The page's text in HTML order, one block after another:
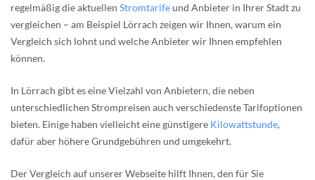
regelmäßig die aktuellen Stromtarifeund Anbieter in Ihrer Stadt zu
vergleichen – am Beispiel Lörrach zeigen wir Ihnen, warum ein
Vergleich sich lohnt und welche Anbieter wir Ihnen empfehlen
können.
In Lörrach gibt es eine Vielzahl von Anbietern, die neben
unterschiedlichen Strompreisen auch verschiedenste Tarifoptionen
bieten. Einige haben vielleicht eine günstigere Kilowattstunde,
dafür aber höhere Grundgebühren und umgekehrt.
Der Vergleich auf unserer Webseite hilft Ihnen, den für Sie